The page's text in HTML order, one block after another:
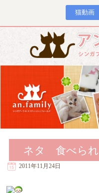
猫動画
ネタ 食べられ
2011年11月24日